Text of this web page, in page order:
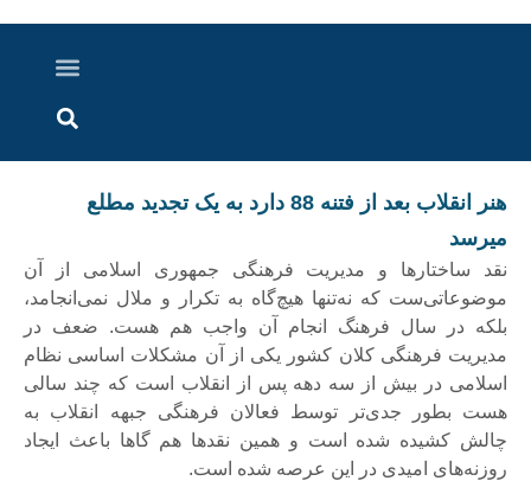
هنر انقلاب بعد از فتنه 88 دارد به يک تجديد مطلع
ميرسد
نقد ساختار‌ها و مدیریت فرهنگی جمهوری اسلامی از آن
موضوعاتی‌ست که نه‌تنها هیچ‌گاه به تکرار و ملال نمی‌انجامد،
بلکه در سال فرهنگ انجام آن واجب هم هست. ضعف در
مدیریت فرهنگی کلان کشور یکی از آن مشکلات اساسی نظام
اسلامی در بیش از سه دهه پس از انقلاب است که چند سالی
هست بطور جدی‌تر توسط فعالان فرهنگی جبهه انقلاب به
چالش کشیده شده است و همین نقدها هم گاها باعث ایجاد
روزنه‌های امیدی در این عرصه شده است.